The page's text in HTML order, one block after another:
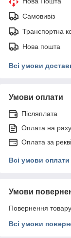
Самовивіз
Транспортна
Нова пошта
Всі умови
Умови оплати
Післяплата
Оплата на
Оплата за
Всі умови оплати
Умови
Повернення
Всі умови